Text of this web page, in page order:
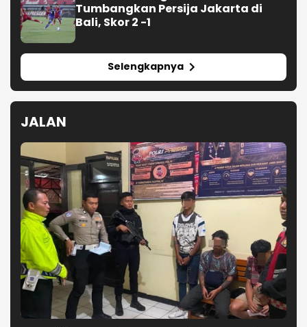
Tumbangkan Persija Jakarta di
Bali, Skor 2 -1
Selengkapnya
JALAN